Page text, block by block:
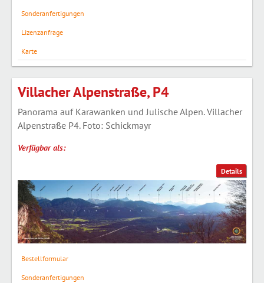
Sonderanfertigungen
Lizenzanfrage
Karte
Details
Villacher Alpenstraße, P4
Panorama auf Karawanken und Julische Alpen. Villacher
Alpenstraße P4. Foto: Schickmayr
Verfügbar als:
Bestellformular
Sonderanfertigungen